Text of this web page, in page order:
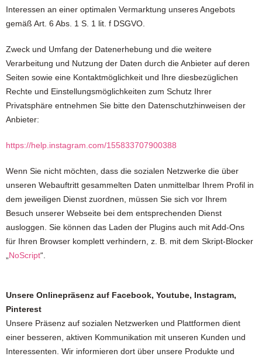
Interessen an einer optimalen Vermarktung unseres Angebots
gemäß Art. 6 Abs. 1 S. 1 lit. f DSGVO.
Zweck und Umfang der Datenerhebung und die weitere
Verarbeitung und Nutzung der Daten durch die Anbieter auf deren
Seiten sowie eine Kontaktmöglichkeit und Ihre diesbezüglichen
Rechte und Einstellungsmöglichkeiten zum Schutz Ihrer
Privatsphäre entnehmen Sie bitte den Datenschutzhinweisen der
Anbieter:
https://help.instagram.com/155833707900388
Wenn Sie nicht möchten, dass die sozialen Netzwerke die über
unseren Webauftritt gesammelten Daten unmittelbar Ihrem Profil in
dem jeweiligen Dienst zuordnen, müssen Sie sich vor Ihrem
Besuch unserer Webseite bei dem entsprechenden Dienst
ausloggen. Sie können das Laden der Plugins auch mit Add-Ons
für Ihren Browser komplett verhindern, z. B. mit dem Skript-Blocker
NoScript“.
Unsere Onlinepräsenz auf Facebook, Youtube, Instagram,
Pinterest
Unsere Präsenz auf sozialen Netzwerken und Plattformen dient
einer besseren, aktiven Kommunikation mit unseren Kunden und
Interessenten. Wir informieren dort über unsere Produkte und